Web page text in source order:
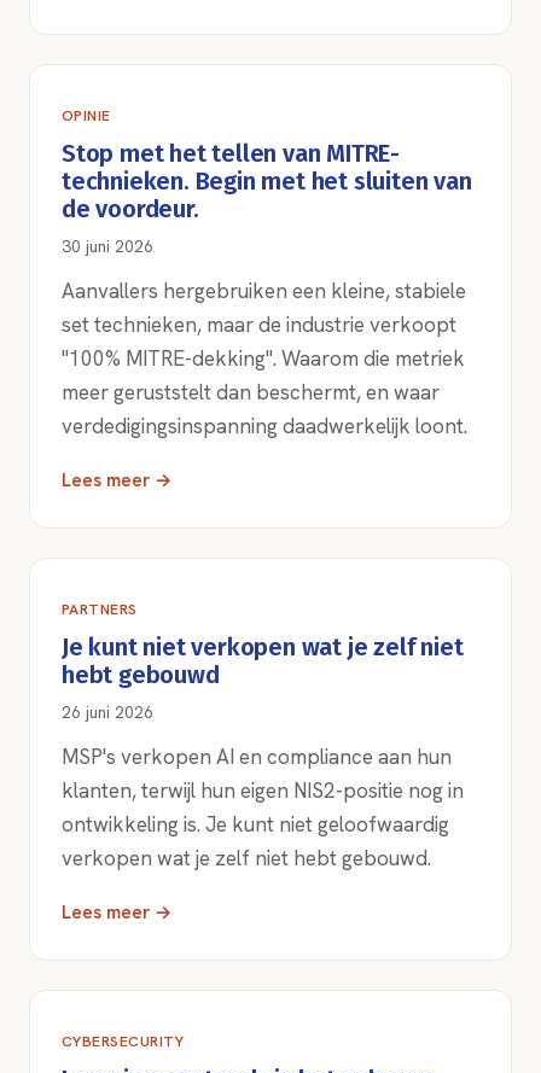
OPINIE
Stop met het tellen van MITRE-
technieken. Begin met het sluiten van
de voordeur.
30 juni 2026
Aanvallers hergebruiken een kleine, stabiele
set technieken, maar de industrie verkoopt
"100% MITRE-dekking". Waarom die metriek
meer geruststelt dan beschermt, en waar
verdedigingsinspanning daadwerkelijk loont.
Lees meer →
PARTNERS
Je kunt niet verkopen wat je zelf niet
hebt gebouwd
26 juni 2026
MSP's verkopen AI en compliance aan hun
klanten, terwijl hun eigen NIS2-positie nog in
ontwikkeling is. Je kunt niet geloofwaardig
verkopen wat je zelf niet hebt gebouwd.
Lees meer →
CYBERSECURITY